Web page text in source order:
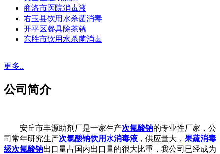
商洛市医院消毒液
右玉县饮用水杀菌消毒
开平区餐具除茶锈
东胜市饮用水杀菌消毒
更多..
公司简介
安丘市丰源助剂厂是一家生产次氯酸钠的专业性厂家，公
司常年研究生产次氯酸钠饮用水消毒液 ，供应量大， 果蔬消毒
级次氯酸钠出口量占国内出口量的很大比重，我公司已经成为